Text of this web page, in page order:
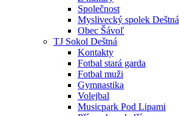
Společnost
Myslivecký spolek Deštná
Obec Šávoľ
TJ Sokol Deštná
Kontakty
Fotbal stará garda
Fotbal muži
Gymnastika
Volejbal
Musicpark Pod Lipami